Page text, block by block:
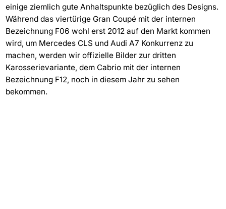
einige ziemlich gute Anhaltspunkte bezüglich des Designs.
Während das viertürige Gran Coupé mit der internen
Bezeichnung F06 wohl erst 2012 auf den Markt kommen
wird, um Mercedes CLS und Audi A7 Konkurrenz zu
machen, werden wir offizielle Bilder zur dritten
Karosserievariante, dem Cabrio mit der internen
Bezeichnung F12, noch in diesem Jahr zu sehen
bekommen.